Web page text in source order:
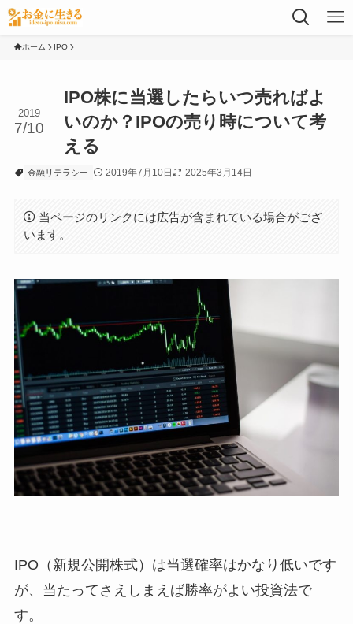
ホーム IPO
IPO株に当選したらいつ売ればよ
いのか？IPOの売り時について考
える
2019
7/10
金融リテラシー 2019年7月10日 2025年3月14日
当ページのリンクには広告が含まれている場合がござ
います。
IPO（新規公開株式）は当選確率はかなり低いです
が、当たってさえしまえば勝率がよい投資法で
す。